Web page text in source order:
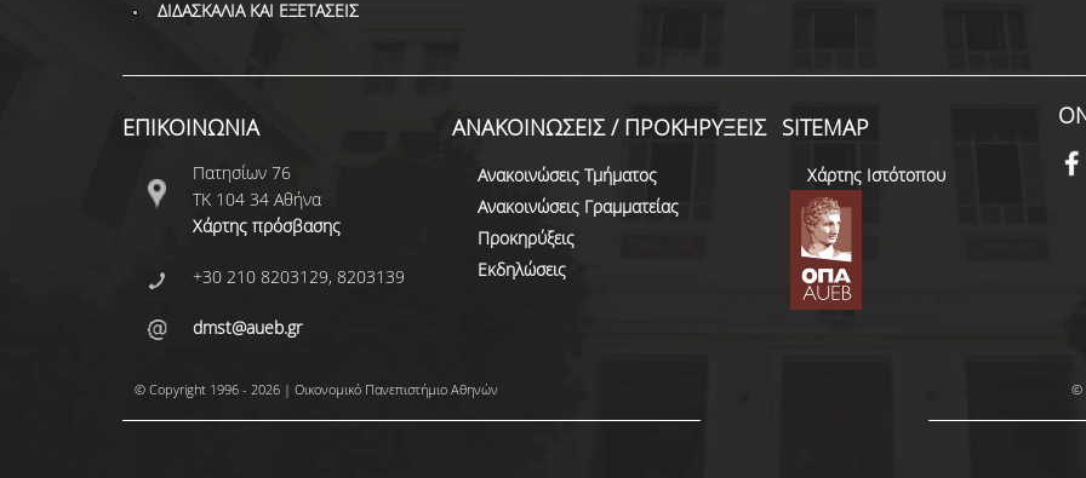
ΔΙΔΑΣΚΑΛΙΑ ΚΑΙ ΕΞΕΤΑΣΕΙΣ
ΕΠΙΚΟΙΝΩΝΙΑ
Πατησίων 76
ΤΚ 104 34 Αθήνα
Χάρτης πρόσβασης
+30 210 8203129, 8203139
dmst@aueb.gr
ΑΝΑΚΟΙΝΩΣΕΙΣ / ΠΡΟΚΗΡΥΞΕΙΣ
Ανακοινώσεις Τμήματος
Ανακοινώσεις Γραμματείας
Προκηρύξεις
Εκδηλώσεις
SITEMAP
Χάρτης Ιστότοπου
© Copyright 1996 - 2026 | Οικονομικό Πανεπιστήμιο Αθηνών ©